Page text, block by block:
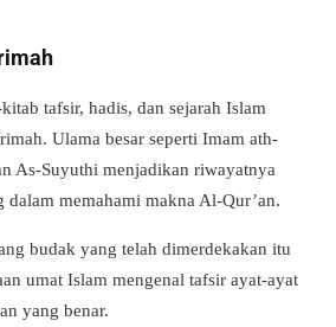
tafsir, hadis, dan sejarah Islam
Ulama besar seperti Imam ath-
As-Suyuthi menjadikan riwayatnya
dalam memahami makna Al-Qur’an.
budak yang telah dimerdekakan itu
umat Islam mengenal tafsir ayat-ayat
yang benar.